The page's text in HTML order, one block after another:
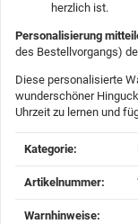
herzlich ist.
Personalisierung
des Bestellvorgangs)
Diese personalisierte
wunderschöner
Uhrzeit zu lernen und
Produkteigenschaft
Wert
Kategorie:
Artikelnummer:
Warnhinweise‍: